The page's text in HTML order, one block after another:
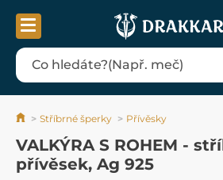
Stříbrné šperky Přívěsky
VALKÝRA S ROHEM -
přívěsek, Ag 925